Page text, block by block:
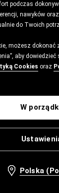
podczas
nawyków
do Twoich
możesz dokonać
aby
Cookies oraz
W
Polska